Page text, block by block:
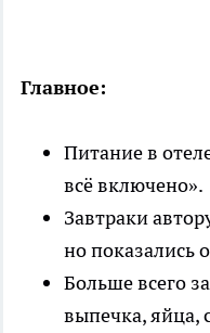
Главное:
Питание в
всё включено».
Завтраки
но показались
Больше всего
выпечка,